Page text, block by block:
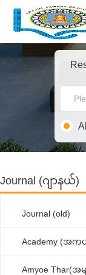
All
Journal (ဂျာနယ်)
Journal (old)
Academy (အက
Amyoe Thar(အ